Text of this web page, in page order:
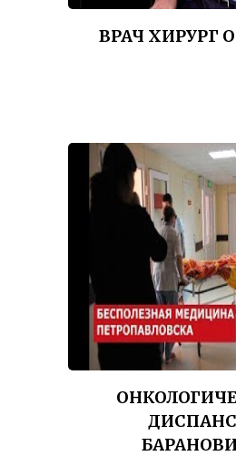
ВРАЧ ХИРУРГ